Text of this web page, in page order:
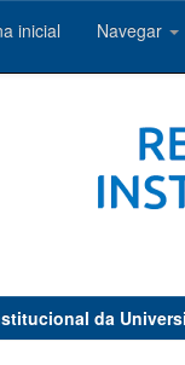
inicial Navegar
da